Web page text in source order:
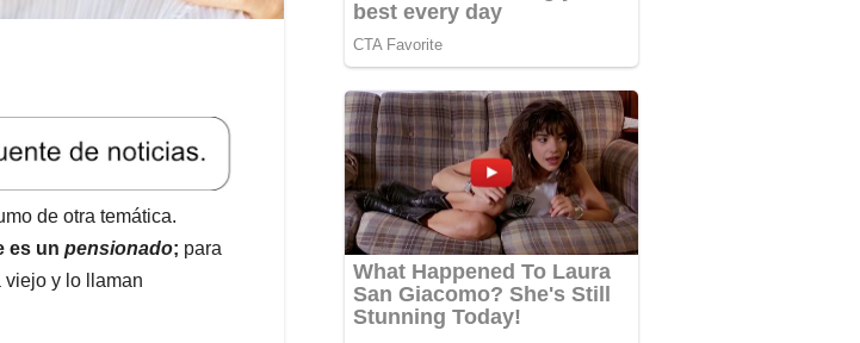
de otra temática.
es un pensionado; para
viejo y lo llaman